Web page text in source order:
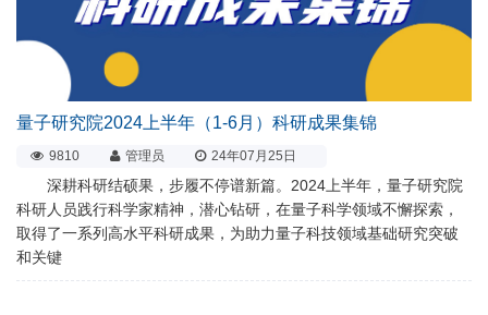
量子研究院2024上半年（1-6月）科研成果集锦
9810 管理员 24年07月25日
深耕科研结硕果，步履不停谱新篇。2024上半年，量子研究院
科研人员践行科学家精神，潜心钻研，在量子科学领域不懈探索，
取得了一系列高水平科研成果，为助力量子科技领域基础研究突破
和关键